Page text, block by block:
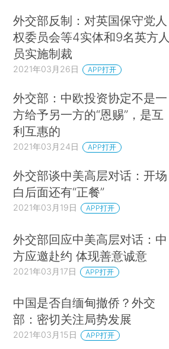
外交部反制：对英国保守党人
权委员会等4实体和9名英方人
员实施制裁
2021年03月26日 APP打开
外交部：中欧投资协定不是一
方给予另一方的“恩赐”，是互
利互惠的
2021年03月24日 APP打开
外交部谈中美高层对话：开场
白后面还有“正餐”
2021年03月19日 APP打开
外交部回应中美高层对话：中
方应邀赴约 体现善意诚意
2021年03月17日 APP打开
中国是否自缅甸撤侨？外交
部：密切关注局势发展
2021年03月15日 APP打开